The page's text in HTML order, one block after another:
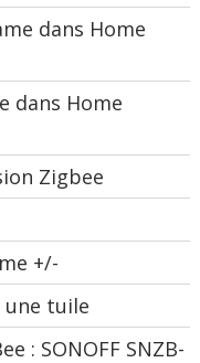
dans Home
dans Home
Zigbee
+/-
une tuile
: SONOFF SNZB-